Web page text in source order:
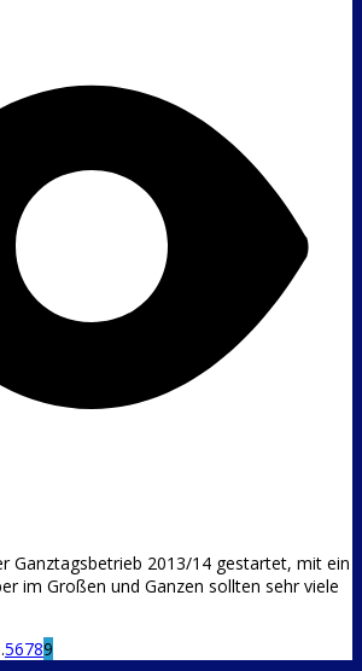
Ganztagsbetrieb 2013/14 gestartet, mit ein
im Großen und Ganzen sollten sehr viele
56789